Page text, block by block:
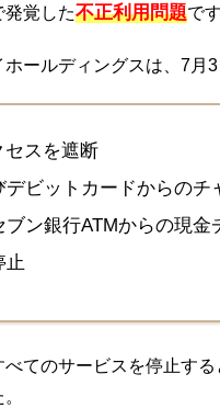
覚した不正利用問題です
ールディングスは、7月3
セスを遮断
デビットカードからのチ
ブン銀行ATMからの現金
止
てのサービスを停止す